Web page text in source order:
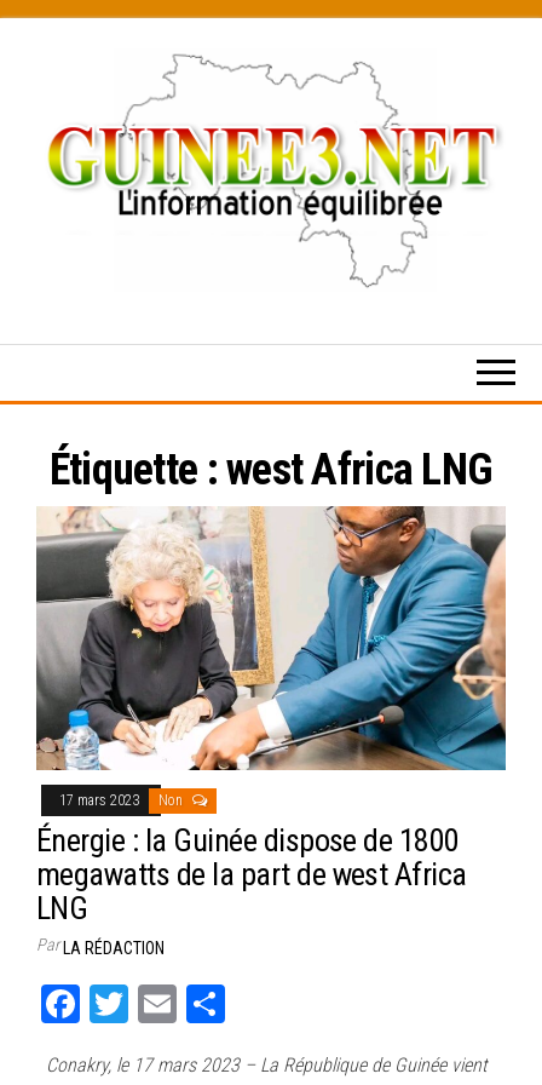
content
Étiquette :west Africa LNG
17 mars 2023 Non
Énergie : la Guinée dispose de 1800
megawatts de la part de west Africa
LNG
ParLA RÉDACTION
Fa
T
E
Conakry, le 17 mars 2023 – La République de Guinée vient